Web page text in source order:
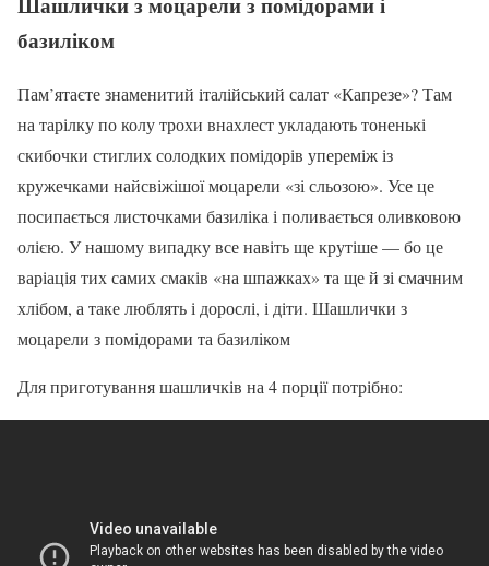
базиліком
Пам’ятаєте знаменитий італійський салат «Капрезе»? Там
на тарілку по колу трохи внахлест укладають тоненькі
скибочки стиглих солодких помідорів упереміж із
кружечками найсвіжішої моцарели «зі сльозою». Усе це
посипається листочками базиліка і поливається оливковою
олією. У нашому випадку все навіть ще крутіше — бо це
варіація тих самих смаків «на шпажках» та ще й зі смачним
хлібом, а таке люблять і дорослі, і діти. Шашлички з
моцарели з помідорами та базиліком
Для приготування шашличків на 4 порції потрібно: